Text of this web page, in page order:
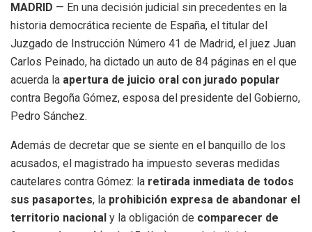
MADRID — En una decisión judicial sin precedentes en la
historia democrática reciente de España, el titular del
Juzgado de Instrucción Número 41 de Madrid, el juez Juan
Carlos Peinado, ha dictado un auto de 84 páginas en el que
acuerda la apertura de juicio oral con jurado popular
contra Begoña Gómez, esposa del presidente del Gobierno,
Pedro Sánchez.
Además de decretar que se siente en el banquillo de los
acusados, el magistrado ha impuesto severas medidas
cautelares contra Gómez: la retirada inmediata de todos
sus pasaportes, la prohibición expresa de abandonar el
territorio nacional y la obligación de comparecer de